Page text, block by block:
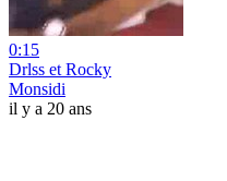
0:15
Drlss et Rocky
Monsidi
il y a 20 ans